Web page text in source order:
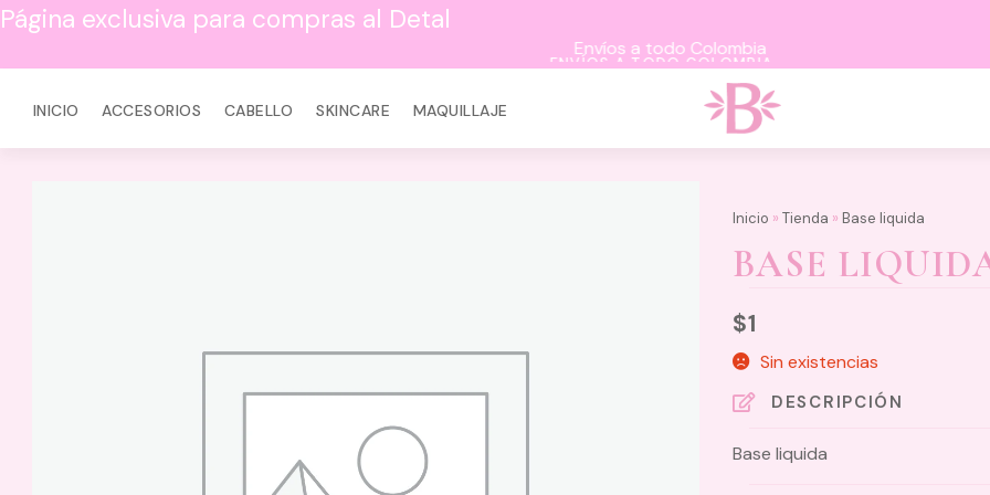
Página exclusiva para compras al Detal
ENVÍOS A TODO COLOMBIA
INICIO ACCESORIOS CABELLO SKINCARE MAQUILLAJE
Inicio » Tienda » Base liquida
BASE
$1
Sin existencias
DESCRIPCIÓN
Base liquida